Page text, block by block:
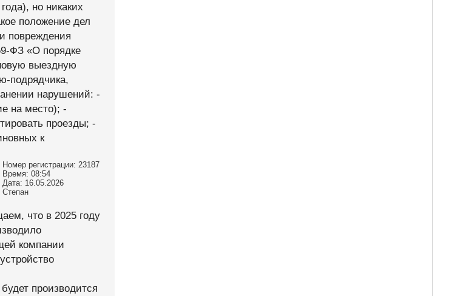
но никаких
положение дел
повреждения
ФЗ «О порядке
выездную
подрядчика,
нарушений: -
на место); -
проезды; -
к
Номер регистрации: 23187
Время: 08:54
Дата: 16.05.2026
Степан
что в 2025 году
компании
производится